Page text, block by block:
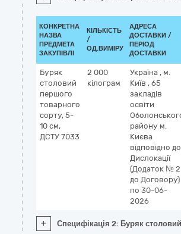
КОНКРЕТНА
НАЗВА
ПРЕДМЕТА
ЗАКУПІВЛІ
КІЛЬКІСТЬ
/
ОД.ВИМІРУ
АДРЕСА
ДОСТАВКИ /
ПЕРІОД
ДОСТАВКИ
Буряк
столовий
першого
товарного
сорту, 5-
10 см,
ДСТУ 7033
2 000
кілограм
Україна , м.
Київ , 65
закладів
освіти
району м.
Києва
відповідно до
Дислокації
(Додаток № 2
до Договору)
по 30-06-
2026
+ Специфікація 2: Буряк